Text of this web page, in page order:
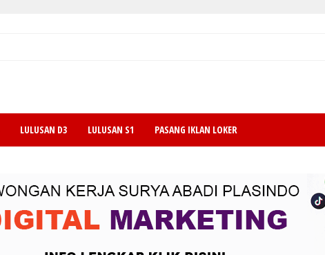
LULUSAN D3 LULUSAN S1 PASANG IKLAN LOKER